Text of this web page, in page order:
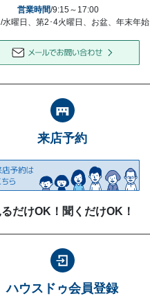
営業時間/9:15～17:00
/水曜日、第2･4火曜日、お盆、年末年始
来店予約
るだけOK！聞くだけOK！
ハウスドゥ会員登録